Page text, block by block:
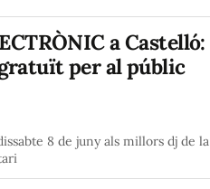
a Castelló:
per al públic
8 de juny als millors dj de la